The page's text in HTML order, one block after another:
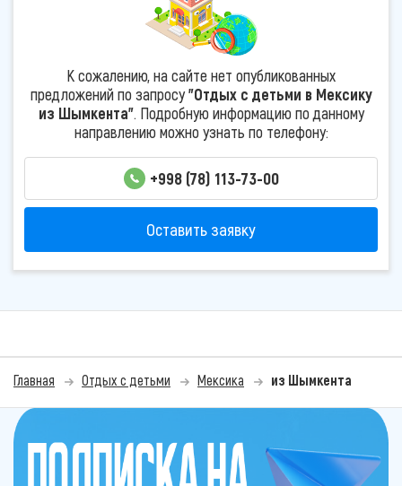
К сожалению, на сайте нет опубликованных
предложений по запросу"Отдых с детьми в Мексику
из Шымкента". Подробную информацию по данному
направлению можно узнать по телефону:
+998 (78) 113-73-00
Оставить заявку
Главная Отдых с детьми Мексика из Шымкента